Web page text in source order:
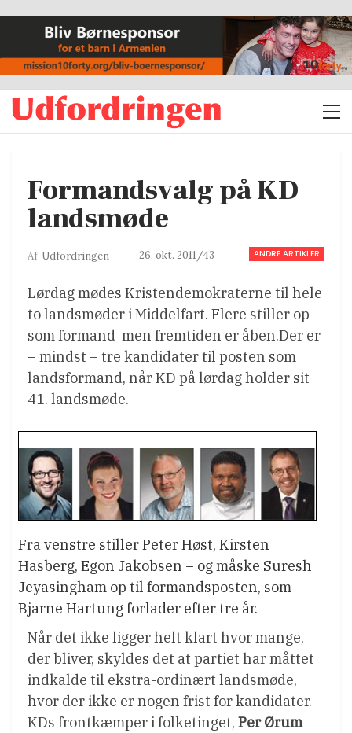
Formandsvalg på KD
landsmøde
ANDRE ARTIKLER
Af Udfordringen 26. okt. 2011/43
Lørdag mødes Kristendemokraterne til hele
to landsmøder i Middelfart. Flere stiller op
som formand  men fremtiden er åben.Der er
– mindst – tre kandidater til posten som
landsformand, når KD på lørdag holder sit
41. landsmøde.
Fra venstre stiller Peter Høst, Kirsten
Hasberg, Egon Jakobsen – og måske Suresh
Jeyasingham op til formandsposten, som
Bjarne Hartung forlader efter tre år.
Når det ikke ligger helt klart hvor mange,
der bliver, skyldes det at partiet har måttet
indkalde til ekstra-ordinært landsmøde,
hvor der ikke er nogen frist for kandidater.
KDs frontkæmper i folketinget, Per Ørum